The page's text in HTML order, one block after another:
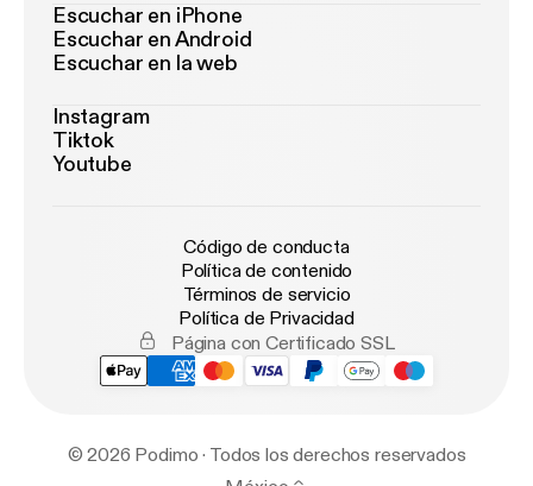
Escuchar en iPhone
Escuchar en Android
Escuchar en la web
Instagram
Tiktok
Youtube
Código de conducta
Política de contenido
Términos de servicio
Política de Privacidad
Página con Certificado SSL
© 2026 Podimo · Todos los derechos reservados